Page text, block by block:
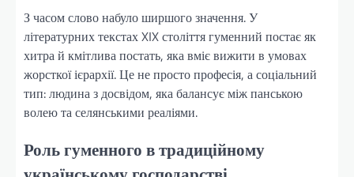
З часом слово набуло ширшого значення. У
літературних текстах XIX століття гуменний постає як
хитра й кмітлива постать, яка вміє вижити в умовах
жорсткої ієрархії. Це не просто професія, а соціальний
тип: людина з досвідом, яка балансує між панською
волею та селянськими реаліями.
Роль гуменного в традиційному